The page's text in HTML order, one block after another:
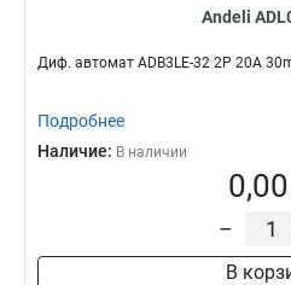
Andeli
Диф. автомат ADB3LE-32 2P 20A
Подробнее
Наличие: В наличии
–
В